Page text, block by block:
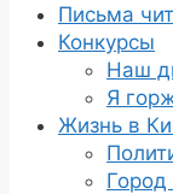
Письма
Конкурсы
Наш
Я
Жизнь в
Город